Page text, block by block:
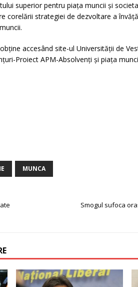
superior pentru piaţa muncii şi
corelării strategiei de dezvoltare a
accesând site-ul Universităţii de
Proiect APM-Absolvenţi şi piaţa
MUNCA
Smogul sufoca